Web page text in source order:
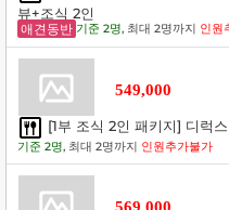
뷰+조식 2인
애견동반 기준 2명, 최대 2명까지 인원
549,000
[1부 조식 2인 패키지] 디럭
기준 2명, 최대 2명까지 인원추가불가
569,000